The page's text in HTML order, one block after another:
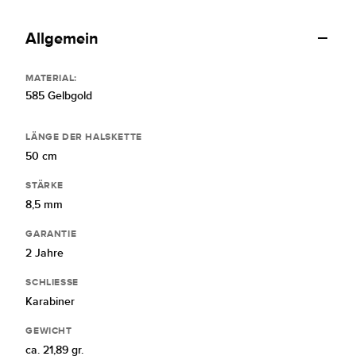
Allgemein
MATERIAL:
585 Gelbgold
LÄNGE DER HALSKETTE
50 cm
STÄRKE
8,5 mm
GARANTIE
2 Jahre
SCHLIESSE
Karabiner
GEWICHT
ca. 21,89 gr.